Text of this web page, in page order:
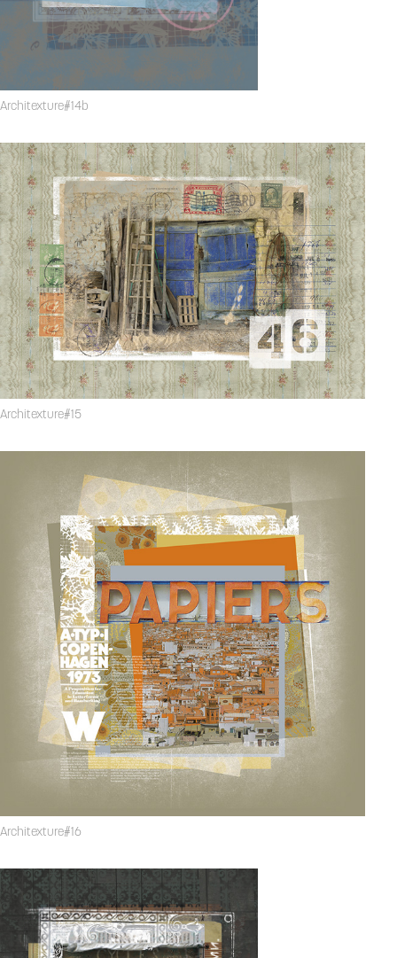
Architexture#14b
Architexture#15
Architexture#16